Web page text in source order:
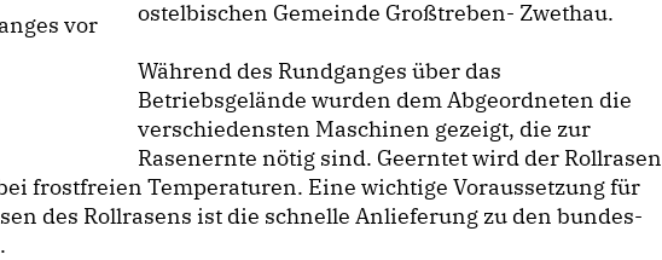
vor
ostelbischen Gemeinde Großtreben- Zwethau.
Während des Rundganges über das
Betriebsgelände wurden dem Abgeordneten die
verschiedensten Maschinen gezeigt, die zur
Rasenernte nötig sind. Geerntet wird der Rollrasen
frostfreien Temperaturen. Eine wichtige Voraussetzung für
des Rollrasens ist die schnelle Anlieferung zu den bundes-